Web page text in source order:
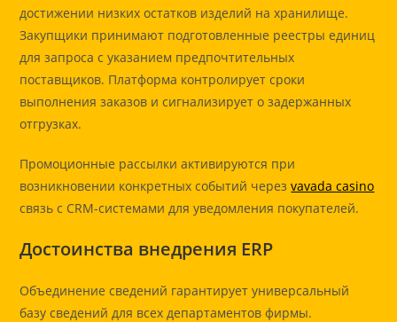
достижении низких остатков изделий на хранилище.
Закупщики принимают подготовленные реестры единиц
для запроса с указанием предпочтительных
поставщиков. Платформа контролирует сроки
выполнения заказов и сигнализирует о задержанных
отгрузках.
Промоционные рассылки активируются при
возникновении конкретных событий черезvavada casino
связь с CRM-системами для уведомления покупателей.
Достоинства внедрения ERP
Объединение сведений гарантирует универсальный
базу сведений для всех департаментов фирмы.